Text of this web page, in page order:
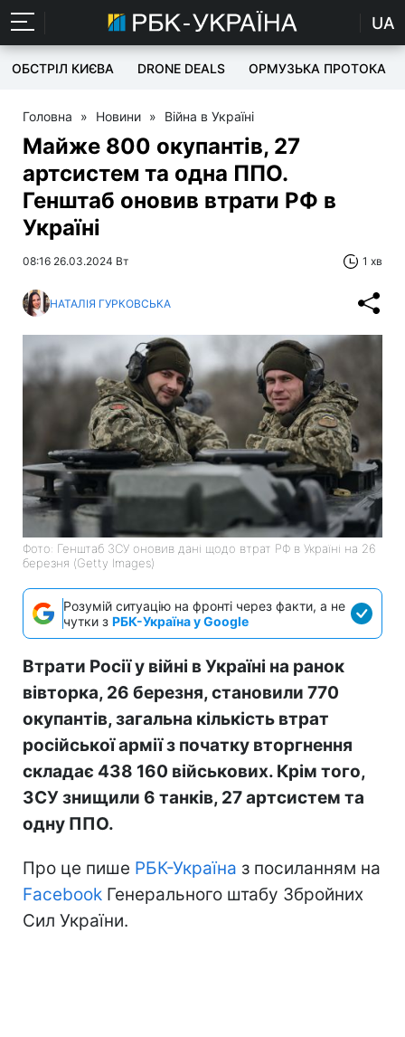
UA
ОБСТРІЛ КИЄВА DRONE DEALS ОРМУЗЬКА ПРОТОКА
Головна » Новини » Війна в Україні
Майже 800 окупантів, 27
артсистем та одна ППО.
Генштаб оновив втрати РФ в
Україні
08:16 26.03.2024 Вт 1 хв
НАТАЛІЯ ГУРКОВСЬКА
Фото: Генштаб ЗСУ оновив дані щодо втрат РФ в Україні на 26
березня (Getty Images)
Розумій ситуацію на фронті через факти, а не
чутки з РБК-Україна у Google
Втрати Росії у війні в Україні на ранок
вівторка, 26 березня, становили 770
окупантів, загальна кількість втрат
російської армії з початку вторгнення
складає 438 160 військових. Крім того,
ЗСУ знищили 6 танків, 27 артсистем та
одну ППО.
Про це пише РБК-Україна з посиланням на
Facebook Генерального штабу Збройних
Сил України.